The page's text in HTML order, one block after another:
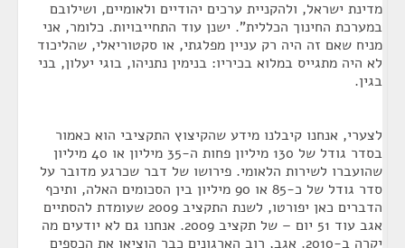
מדינת ישראל, ולהקניית ערכים יהודיים ולאומיים, ושילובם
במערכת החינוך הכללית". ישנן עוד התחייבויות. כלומר, אני
מניח שאם זה היה רק עניין מפלגתי, או סקטוריאלי, שהליכוד
לא היה מתגייס במלוא בכיריו: בנימין נתניהו, בוגי יעלון, בני
בגין.
לצערי, אנחנו קיבלנו מידע שהקיצוץ התקציבי הוא כאמור
בסדר גודל של 130 מיליון פחות ה-35 מיליון או 40 מיליון
שהועברו לשירות הלאומי. פירושו של דבר שכרגע מדובר על
סדר גודל של כ-85 או 90 מיליון בין הסכומים האלה, ותיכף
הדברים כאן יפורטו, לשנת התקציב 2009 שעומדת להסתיים
אגב עוד 51 יום – של תקציב 2009. אנחנו גם לא יודעים מה
יקרה ב-2010. אגב, רוב הארגונים כבר הוציאו את הכספים